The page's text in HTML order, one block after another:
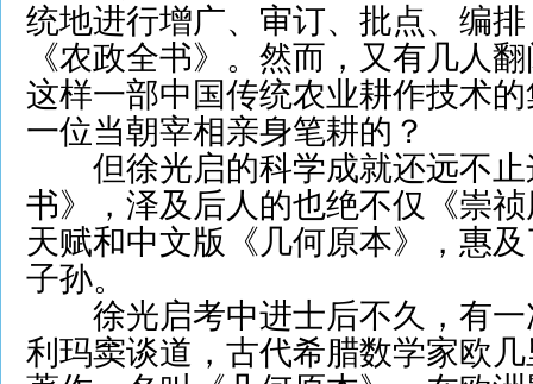
统地进行增广、审订、批点、编
《农政全书》。然而，又有几人
这样一部中国传统农业耕作技术
一位当朝宰相亲身笔耕的？
但徐光启的科学成就还远不止
书》，泽及后人的也绝不仅《崇
天赋和中文版《几何原本》，惠
子孙。
徐光启考中进士后不久，有一
利玛窦谈道，古代希腊数学家欧